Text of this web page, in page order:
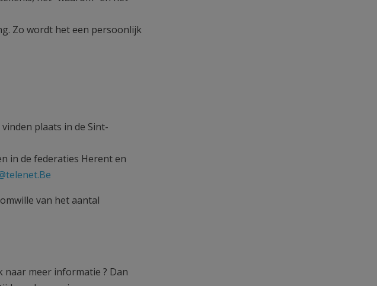
Zo wordt het een persoonlijk
plaats in de Sint-
in de federaties Herent en
van het aantal
naar meer informatie ? Dan